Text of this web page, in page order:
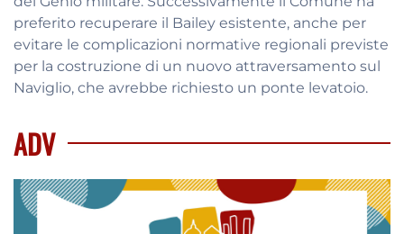
preferito recuperare il Bailey esistente, anche per
evitare le complicazioni normative regionali previste
per la costruzione di un nuovo attraversamento sul
Naviglio, che avrebbe richiesto un ponte levatoio.
ADV